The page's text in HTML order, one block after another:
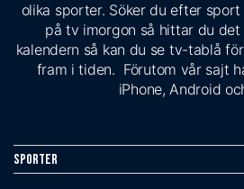
olika sporter. Söker du efter
på tv imorgon så hittar du det
kalendern så kan du se tv-tablå
fram i tiden. Förutom vår sajt
iPhone, Android
Sporter